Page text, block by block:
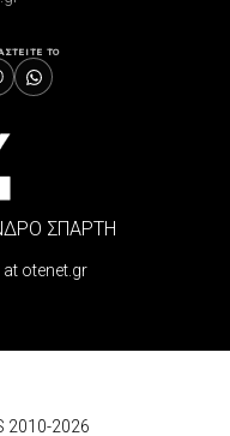
ΤΟ
ΣΠΑΡΤΗ
otenet.gr
2010-2026